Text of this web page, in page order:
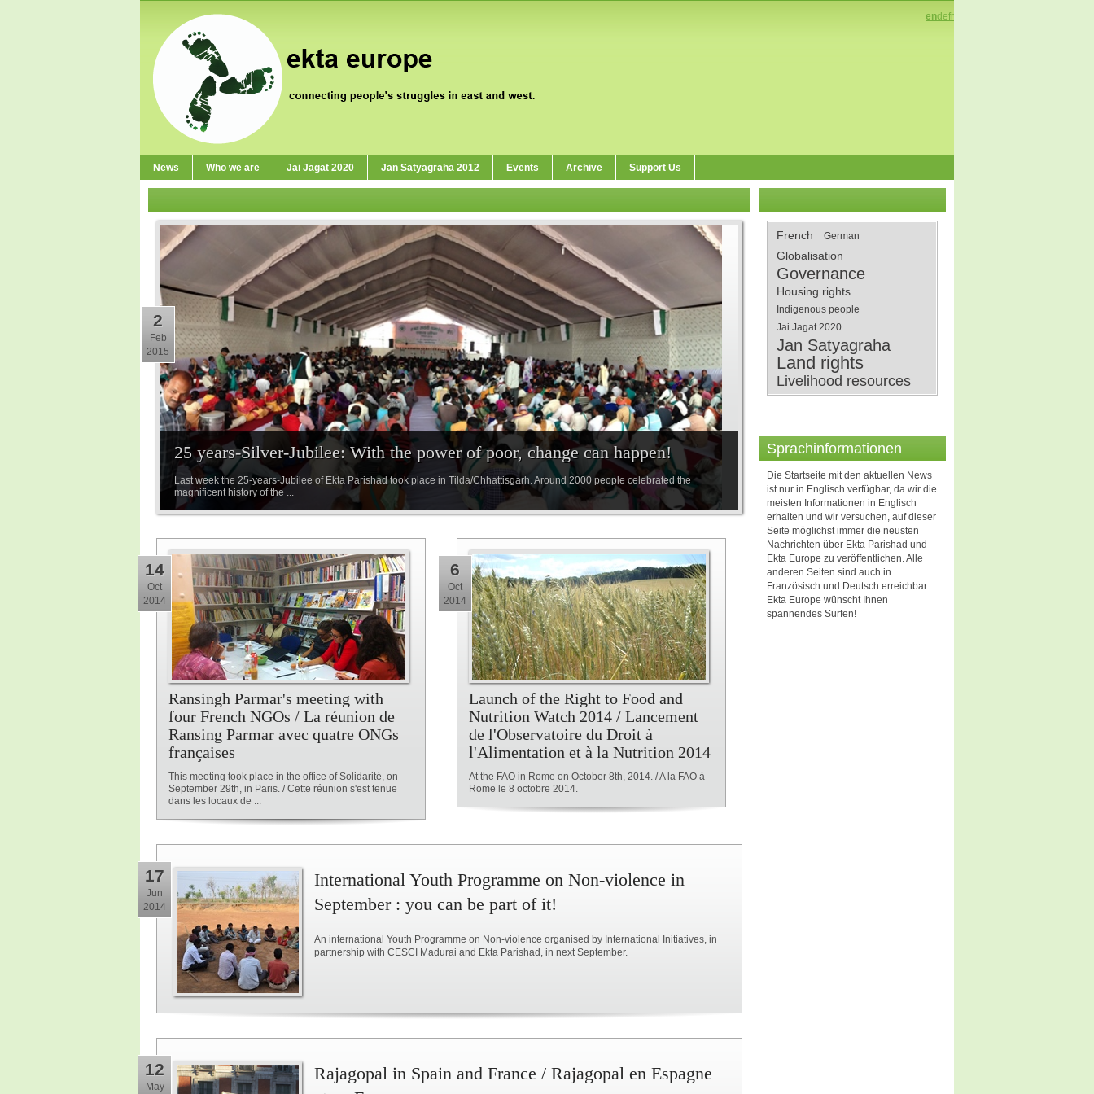
endefr
News Who we are Jai Jagat 2020 Jan Satyagraha 2012 Events Archive Support Us
25 years-Silver-Jubilee: With the power of poor, change can happen!
Last week the 25-years-Jubilee of Ekta Parishad took place in Tilda/Chhattisgarh. Around 2000 people celebrated the
magnificent history of the ...
2
Feb
2015
Ransingh Parmar's meeting with
four French NGOs / La réunion de
Ransing Parmar avec quatre ONGs
françaises
This meeting took place in the office of Solidarité, on
September 29th, in Paris. / Cette réunion s'est tenue
dans les locaux de ...
14
Oct
2014
Launch of the Right to Food and
Nutrition Watch 2014 / Lancement
de l'Observatoire du Droit à
l'Alimentation et à la Nutrition 2014
At the FAO in Rome on October 8th, 2014. / A la FAO à
Rome le 8 octobre 2014.
6
Oct
2014
17
Jun
2014
International Youth Programme on Non-violence in
September : you can be part of it!
An international Youth Programme on Non-violence organised by International Initiatives, in
partnership with CESCI Madurai and Ekta Parishad, in next September.
12
May
Rajagopal in Spain and France / Rajagopal en Espagne
French German
Globalisation
Governance
Housing rights
Indigenous people
Jai Jagat 2020
Jan Satyagraha
Land rights
Livelihood resources
Sprachinformationen
Die Startseite mit den aktuellen News
ist nur in Englisch verfügbar, da wir die
meisten Informationen in Englisch
erhalten und wir versuchen, auf dieser
Seite möglichst immer die neusten
Nachrichten über Ekta Parishad und
Ekta Europe zu veröffentlichen. Alle
anderen Seiten sind auch in
Französisch und Deutsch erreichbar.
Ekta Europe wünscht Ihnen
spannendes Surfen!